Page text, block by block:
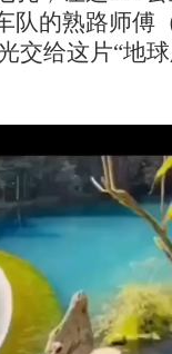
队的熟路师傅
交给这片“地